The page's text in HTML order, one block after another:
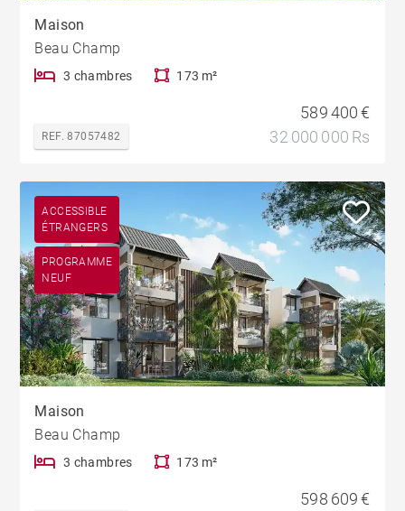
Maison
Beau Champ
3 chambres 173 m²
REF. 87057482
589 400 €
32 000 000 Rs
ACCESSIBLE
ÉTRANGERS
PROGRAMME
NEUF
Maison
Beau Champ
3 chambres 173 m²
598 609 €